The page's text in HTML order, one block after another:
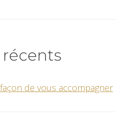
de vous accompagner